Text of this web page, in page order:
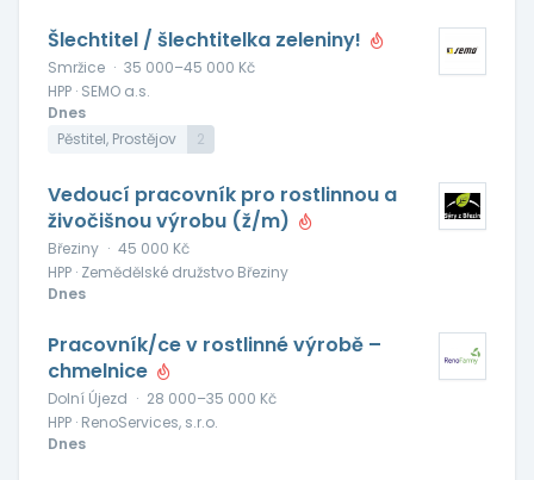
Šlechtitel / šlechtitelka zeleniny!
Smržice · 35 000–45 000 Kč
HPP · SEMO a.s.
Dnes
Pěstitel, Prostějov
2
Vedoucí pracovník pro rostlinnou a
živočišnou výrobu (ž/m)
Březiny · 45 000 Kč
HPP · Zemědělské družstvo Březiny
Dnes
Pracovník/ce v rostlinné výrobě –
chmelnice
Dolní Újezd · 28 000–35 000 Kč
HPP · RenoServices, s.r.o.
Dnes